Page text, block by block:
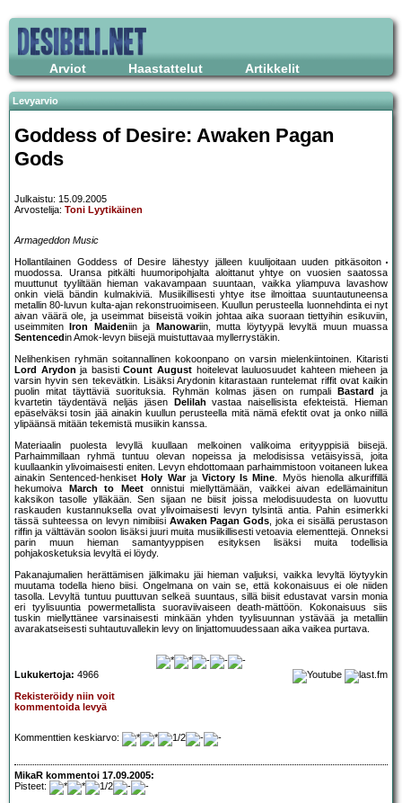
Arviot Haastattelut Artikkelit
Levyarvio
Goddess of Desire: Awaken Pagan
Gods
Julkaistu: 15.09.2005
Arvostelija: Toni Lyytikäinen
Armageddon Music
Hollantilainen Goddess of Desire lähestyy jälleen kuulijoitaan uuden pitkäsoiton
muodossa. Uransa pitkälti huumoripohjalta aloittanut yhtye on vuosien saatossa
muuttunut tyyliltään hieman vakavampaan suuntaan, vaikka yliampuva lavashow
onkin vielä bändin kulmakiviä. Musiikillisesti yhtye itse ilmoittaa suuntautuneensa
metallin 80-luvun kulta-ajan rekonstruoimiseen. Kuullun perusteella luonnehdinta ei nyt
aivan väärä ole, ja useimmat biiseistä voikin johtaa aika suoraan tiettyihin esikuviin,
useimmiten
Iron Maideniin ja Manowariin, mutta löytyypä levyltä muun muassa
Sentencedin Amok-levyn biisejä muistuttavaa myllerrystäkin.
Nelihenkisen ryhmän soitannallinen kokoonpano on varsin mielenkiintoinen. Kitaristi
Lord Arydon ja basistiCount August hoitelevat lauluosuudet kahteen mieheen ja
varsin hyvin sen tekevätkin. Lisäksi Arydonin kitarastaan runtelemat riffit ovat kaikin
puolin mitat täyttäviä suorituksia. Ryhmän kolmas jäsen on rumpali
Bastard
ja
kvartetin täydentävä neljäs jäsen
Delilah vastaa naisellisista efekteistä. Hieman
epäselväksi tosin jää ainakin kuullun perusteella mitä nämä efektit ovat ja onko niillä
ylipäänsä mitään tekemistä musiikin kanssa.
Materiaalin puolesta levyllä kuullaan melkoinen valikoima erityyppisiä biisejä.
Parhaimmillaan ryhmä tuntuu olevan nopeissa ja melodisissa vetäisyissä, joita
kuullaankin ylivoimaisesti eniten. Levyn ehdottomaan parhaimmistoon voitaneen lukea
ainakin Sentenced-henkiset Holy WarjaVictory Is Mine. Myös hienolla alkuriffillä
hekumoiva
March to Meetonnistui miellyttämään, vaikkei aivan edellämainitun
kaksikon tasolle ylläkään. Sen sijaan ne biisit joissa melodisuudesta on luovuttu
raskauden kustannuksella ovat ylivoimaisesti levyn tylsintä antia. Pahin esimerkki
tässä suhteessa on levyn nimibiisi Awaken Pagan Gods, joka ei sisällä perustason
riffin ja välttävän soolon lisäksi juuri muita musiikillisesti vetoavia elementtejä. Onneksi
parin muun hieman samantyyppisen esityksen lisäksi muita todellisia
pohjakosketuksia levyltä ei löydy.
Pakanajumalien herättämisen jälkimaku jäi hieman valjuksi, vaikka levyltä löytyykin
muutama todella hieno biisi. Ongelmana on vain se, että kokonaisuus ei ole niiden
tasolla. Levyltä tuntuu puuttuvan selkeä suuntaus, sillä biisit edustavat varsin monia
eri tyylisuuntia powermetallista suoraviivaiseen death-mättöön. Kokonaisuus siis
tuskin miellyttänee varsinaisesti minkään yhden tyylisuunnan ystävää ja metalliin
avarakatseisesti suhtautuvallekin levy on linjattomuudessaan aika vaikea purtava.
Lukukertoja: 4966
Rekisteröidy niin voit
kommentoida levyä
Kommenttien keskiarvo:
MikaR kommentoi 17.09.2005:
Pisteet: